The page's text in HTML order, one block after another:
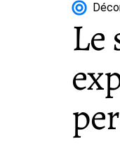
Le